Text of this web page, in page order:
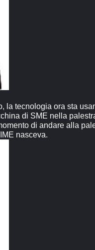
la tecnologia ora sta
di SME nella
di andare alla
nasceva.